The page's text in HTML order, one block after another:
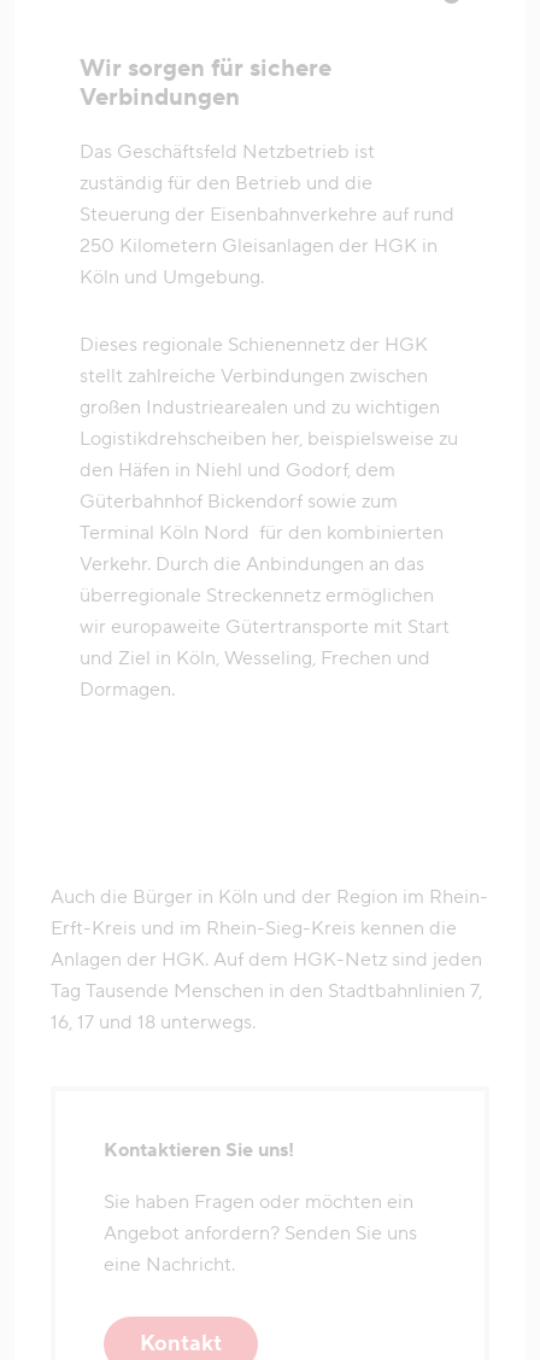
Wir sorgen für sichere
Verbindungen
Das Geschäftsfeld Netzbetrieb ist
zuständig für den Betrieb und die
Steuerung der Eisenbahnverkehre auf rund
250 Kilometern Gleisanlagen der HGK in
Köln und Umgebung.
Dieses regionale Schienennetz der HGK
stellt zahlreiche Verbindungen zwischen
großen Industriearealen und zu wichtigen
Logistikdrehscheiben her, beispielsweise zu
den Häfen in Niehl und Godorf, dem
Güterbahnhof Bickendorf sowie zum
Terminal Köln Nord für den kombinierten
Verkehr. Durch die Anbindungen an das
überregionale Streckennetz ermöglichen
wir europaweite Gütertransporte mit Start
und Ziel in Köln, Wesseling, Frechen und
Dormagen.
Auch die Bürger in Köln und der Region im Rhein-
Erft-Kreis und im Rhein-Sieg-Kreis kennen die
Anlagen der HGK. Auf dem HGK-Netz sind jeden
Tag Tausende Menschen in den Stadtbahnlinien 7,
16, 17 und 18 unterwegs.
Kontaktieren Sie uns!
Sie haben Fragen oder möchten ein
Angebot anfordern? Senden Sie uns
eine Nachricht.
Kontakt